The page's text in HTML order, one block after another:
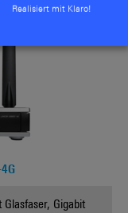
Gigabit
Realisiert mit Klaro!